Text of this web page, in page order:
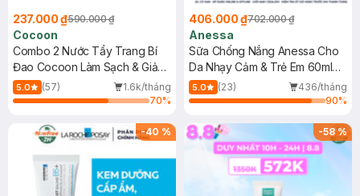
237.000 ₫590.000 ₫
Cocoon
Combo 2 Nước Tẩy Trang Bí
Đao Cocoon Làm Sạch & Giảm
Dầu 500ml
5.0 (57)
1.6k/tháng
70%
406.000 ₫702.000 ₫
Anessa
Sữa Chống Nắng Anessa Cho
Da Nhạy Cảm & Trẻ Em 60ml
(Mới)
5.0 (23)
436/tháng
90%
-40 % -58%